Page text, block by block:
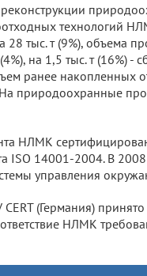
реконструкции
технологий
28 тыс. т (9%), объема
на 1,5 тыс. т (16%) -
ранее накопленных
природоохранные
НЛМК
ISO 14001-2004. В
управления
(Германия)
НЛМК